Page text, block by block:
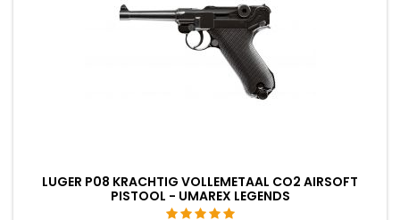
LUGER P08 KRACHTIG VOLLEMETAAL CO2 AIRSOFT
PISTOOL - UMAREX LEGENDS